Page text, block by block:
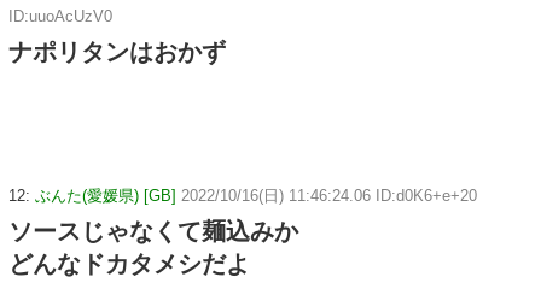
ID:uuoAcUzV0
ナポリタンはおかず
12: ぶんた(愛媛県) [GB] 2022/10/16(日) 11:46:24.06 ID:d0K6+e+20
ソースじゃなくて麺込みか
どんなドカタメシだよ